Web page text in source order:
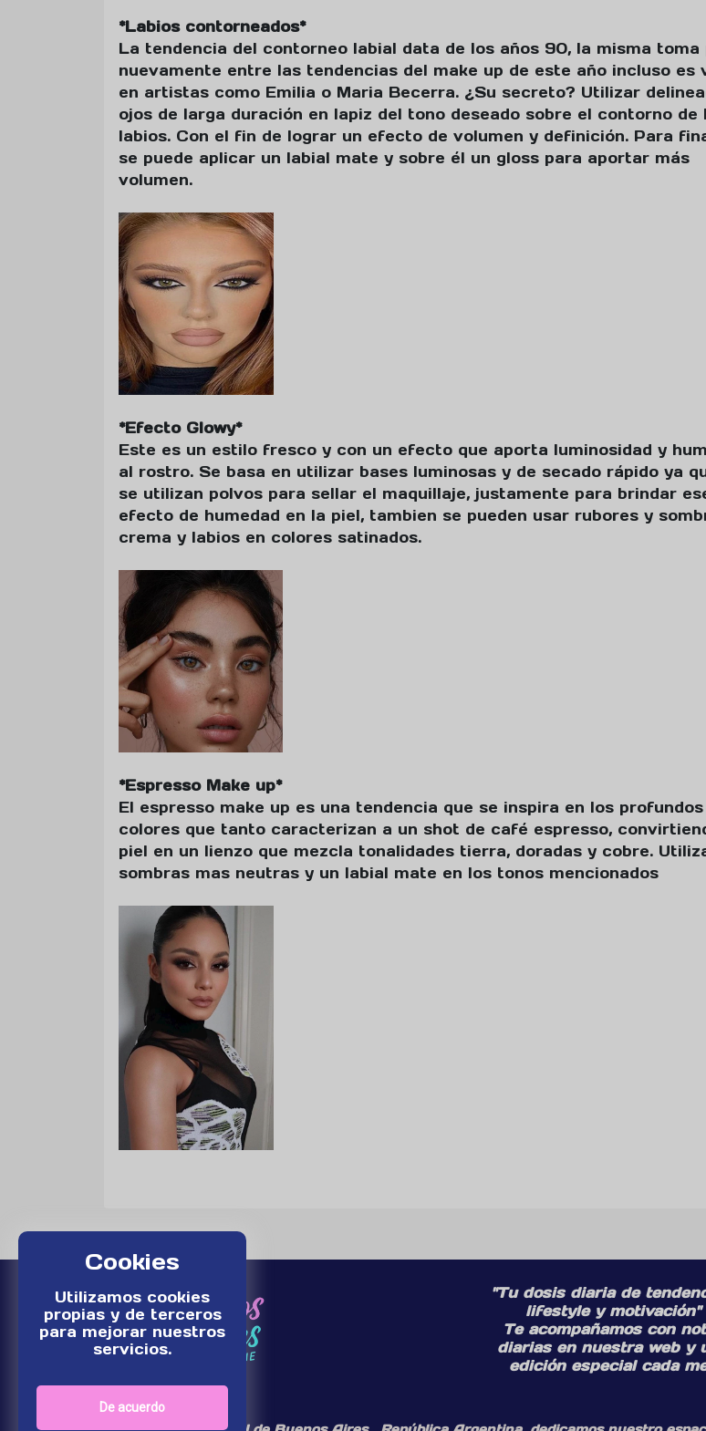
Cookies
Utilizamos cookies
propias y de terceros
para mejorar nuestros
servicios.
De acuerdo
*Labios contorneados*
La tendencia del contorneo labial data de los años 90, la misma toma
nuevamente entre las tendencias del make up de este año incluso es
en artistas como Emilia o Maria Becerra. ¿Su secreto? Utilizar
ojos de larga duración en lapiz del tono deseado sobre el contorno de
labios. Con el fin de lograr un efecto de volumen y definición. Para
se puede aplicar un labial mate y sobre él un gloss para aportar más
volumen.
*Efecto Glowy*
Este es un estilo fresco y con un efecto que aporta luminosidad y
al rostro. Se basa en utilizar bases luminosas y de secado rápido ya
se utilizan polvos para sellar el maquillaje, justamente para brindar
efecto de humedad en la piel, tambien se pueden usar rubores y
crema y labios en colores satinados.
*Espresso Make up*
El espresso make up es una tendencia que se inspira en los profundos
colores que tanto caracterizan a un shot de café espresso,
piel en un lienzo que mezcla tonalidades tierra, doradas y cobre.
sombras mas neutras y un labial mate en los tonos mencionados
"Tu dosis diaria de
lifestyle y motivación"
Te acompañamos con
diarias en nuestra web y
edición especial cada